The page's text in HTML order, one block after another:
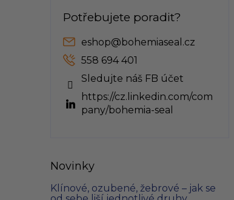
eshop@ bohemiaseal.cz
558 694 401
Sledujte náš FB účet
https://cz.linkedin.com/com
pany/bohemia-seal
Novinky
Klínové, ozubené, žebrové – jak se